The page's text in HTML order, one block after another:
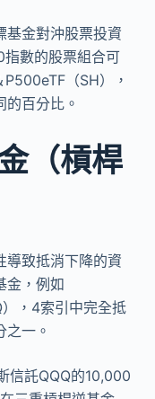
基金對沖股票投資
數的股票組合可
（SH），
百分比。
（槓桿
導致抵消下降的資
金，例如
，4索引中完全抵
一。
信託QQQ的10,000